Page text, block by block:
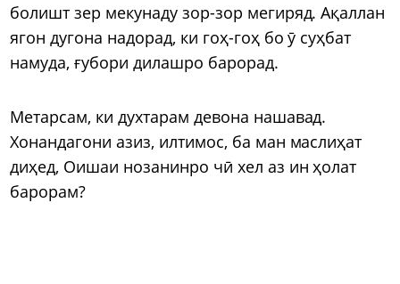
болишт зер мекунаду зор-зор мегиряд. Ақаллан
ягон дугона надорад, ки гоҳ-гоҳ бо ӯ суҳбат
намуда, ғубори дилашро барорад.
Метарсам, ки духтарам девона нашавад.
Хонандагони азиз, илтимос, ба ман маслиҳат
диҳед, Оишаи нозанинро чӣ хел аз ин ҳолат
барорам?